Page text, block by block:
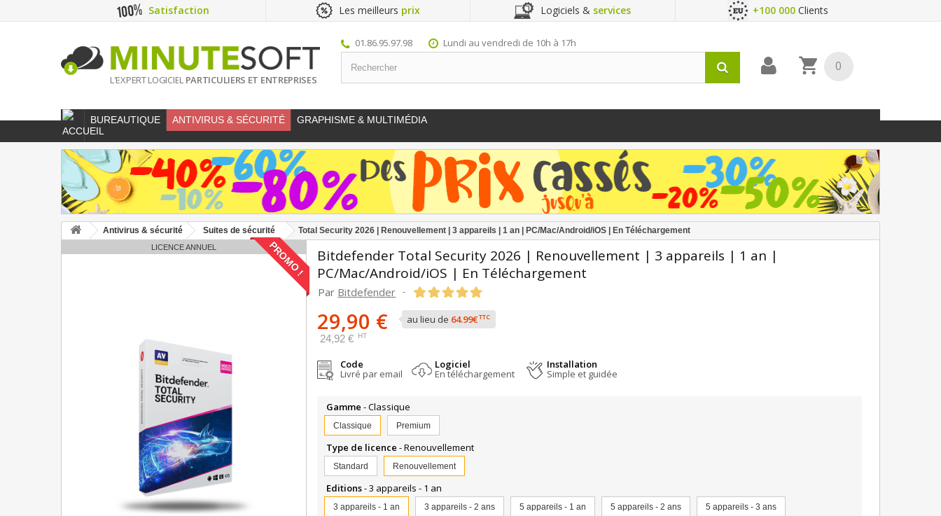
Satisfaction Les meilleurs prix Logiciels & services +100 000Clients
L'EXPERT LOGICIEL PARTICULIERS ET ENTREPRISES
01.86.95.97.98 Lundi au vendredi de 10h à 17h
0
BUREAUTIQUE ANTIVIRUS & SÉCURITÉ GRAPHISME & MULTIMÉDIA
Antivirus & sécurité Suites de sécurité Total Security 2026 | Renouvellement | 3 appareils | 1 an | PC/Mac/Android/iOS | En Téléchargement
LICENCE ANNUEL PROMO !
Bitdefender Total Security 2026 | Renouvellement | 3 appareils | 1 an |
PC/Mac/Android/iOS | En Téléchargement
Par Bitdefender -
29,90 € au lieu de 64.99€TTC
24,92 € HT
Code
Livré par email
Logiciel
En téléchargement
Installation
Simple et guidée
Gamme- Classique
Classique Premium
Type de licence- Renouvellement
Standard Renouvellement
Editions- 3 appareils - 1 an
3 appareils - 1 an 3 appareils - 2 ans 5 appareils - 1 an 5 appareils - 2 ans 5 appareils - 3 ans